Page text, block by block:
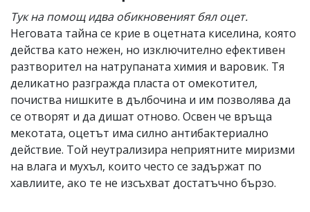
Тук на помощ идва обикновеният бял оцет.
Неговата тайна се крие в оцетната киселина, която
действа като нежен, но изключително ефективен
разтворител на натрупаната химия и варовик. Тя
деликатно разгражда пласта от омекотител,
почиства нишките в дълбочина и им позволява да
се отворят и да дишат отново. Освен че връща
мекотата, оцетът има силно антибактериално
действие. Той неутрализира неприятните миризми
на влага и мухъл, които често се задържат по
хавлиите, ако те не изсъхват достатъчно бързо.